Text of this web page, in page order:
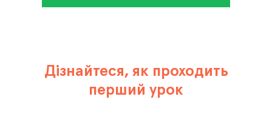
Дізнайтеся, як проходить
перший урок